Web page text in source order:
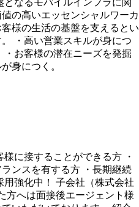
となるモバイルインフラに関
の高いエッセンシャルワーカ
様の生活の基盤を支えるとい
・高い営業スキルが身につ
・お客様の潜在ニーズを発掘
身につく。
様に接することができる方 ・
ンスを有する方 ・長期継続
強化中！ 子会社（株式会社
方へは面接後エージェント様